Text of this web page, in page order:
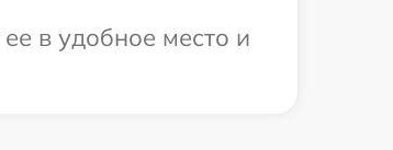
в удобное место и